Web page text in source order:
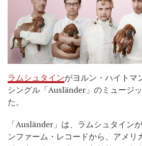
ラムシュタインがヨルン・ハイトマ
シングル「Ausländer」のミュージ
た。
「Ausländer」は、ラムシュタイン
ンファーム・レコードから、アメリ